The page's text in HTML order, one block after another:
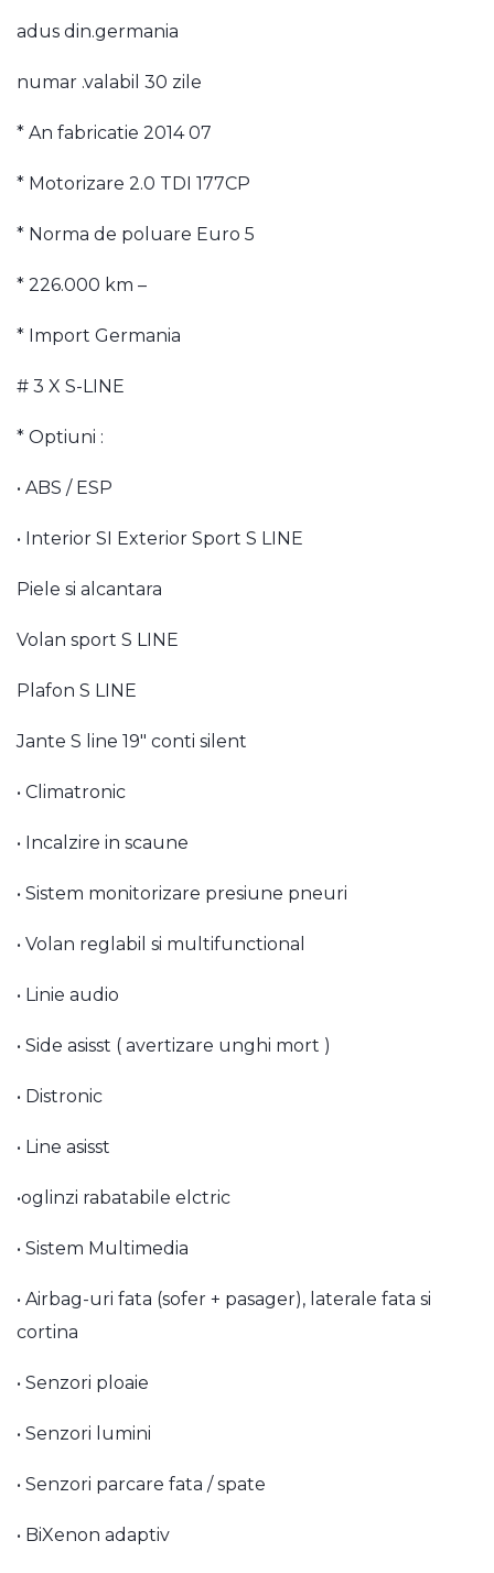
adus din.germania
numar .valabil 30 zile
* An fabricatie 2014 07
* Motorizare 2.0 TDI 177CP
* Norma de poluare Euro 5
* 226.000 km –
* Import Germania
# 3 X S-LINE
* Optiuni :
• ABS / ESP
• Interior SI Exterior Sport S LINE
Piele si alcantara
Volan sport S LINE
Plafon S LINE
Jante S line 19″ conti silent
• Climatronic
• Incalzire in scaune
• Sistem monitorizare presiune pneuri
• Volan reglabil si multifunctional
• Linie audio
• Side asisst ( avertizare unghi mort )
• Distronic
• Line asisst
•oglinzi rabatabile elctric
• Sistem Multimedia
• Airbag-uri fata (sofer + pasager), laterale fata si
cortina
• Senzori ploaie
• Senzori lumini
• Senzori parcare fata / spate
• BiXenon adaptiv